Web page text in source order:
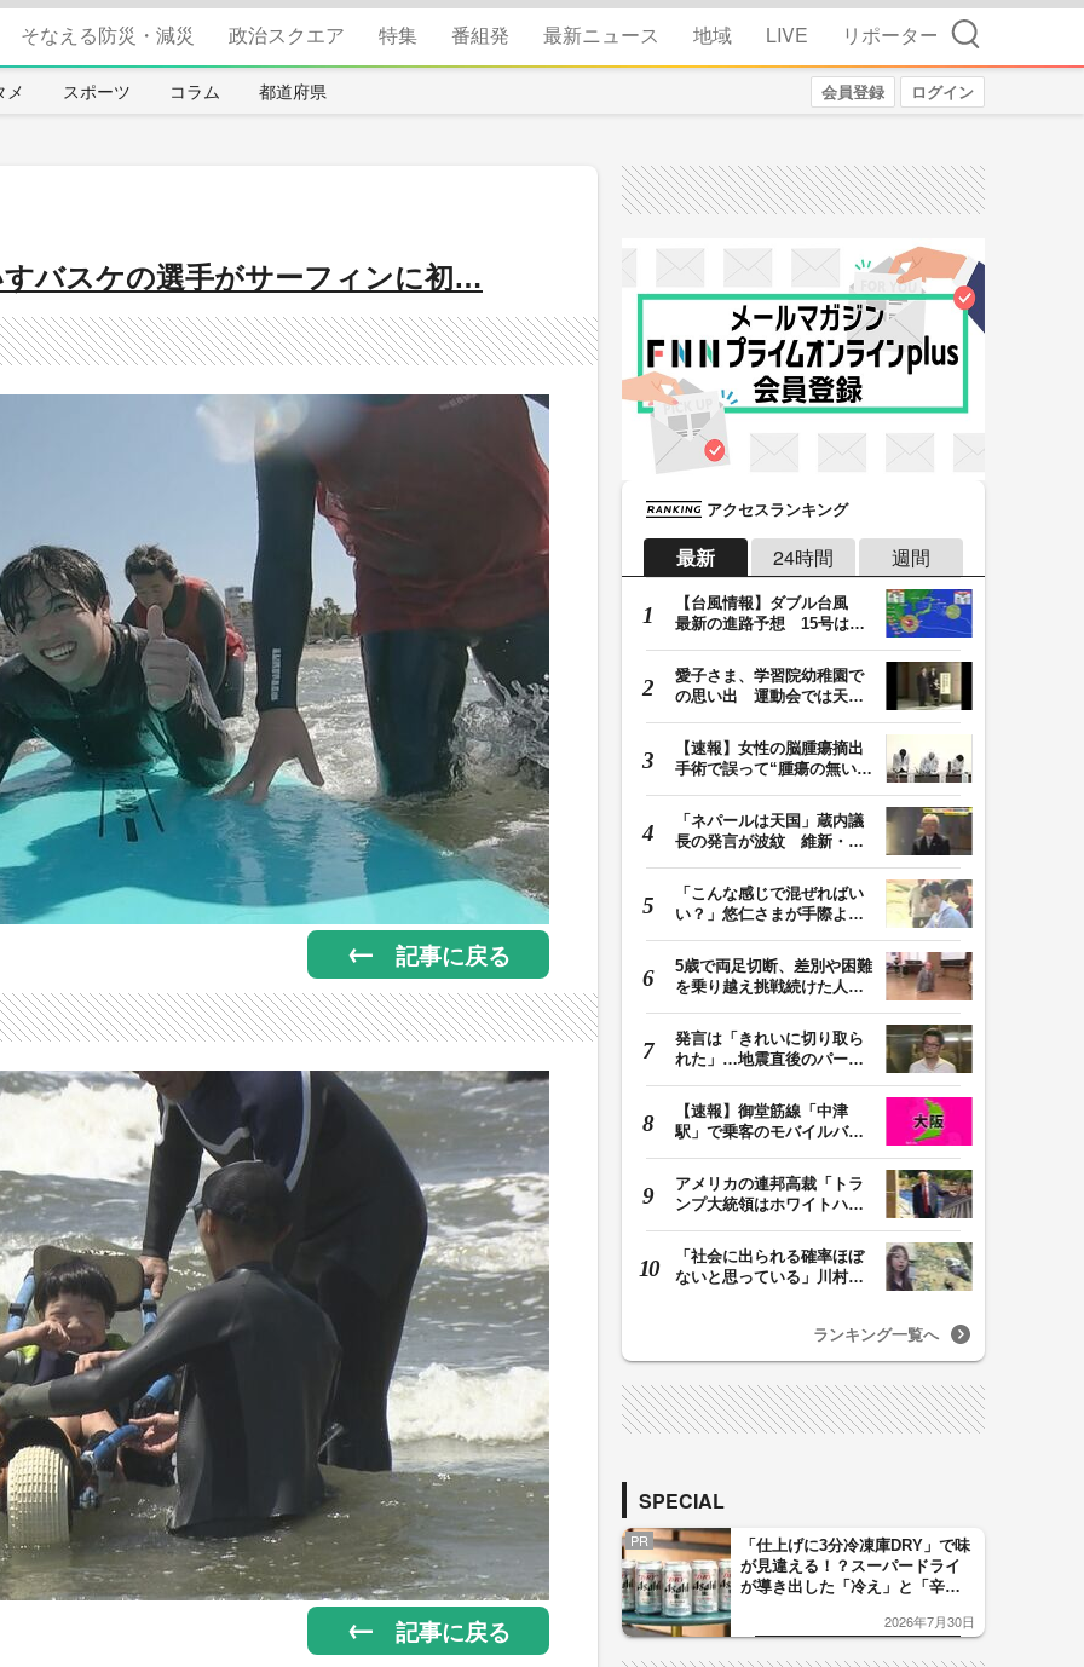
そなえる防災・減災 政治スクエア 特集 番組発 最新ニュース 地域 LIVE リポーター 検索
メ スポーツ コラム 都道府県 会員登録 ログイン
バスケの選手がサーフィンに初…
記事に戻る
記事に戻る
アクセスランキング
最新 24時間 週間
【台風情報】ダブル台風
最新の進路予想 15号は北
愛子さま、学習院幼稚園で
の思い出 運動会では天皇
【速報】女性の脳腫瘍摘出
手術で誤って“腫瘍の無い部
「ネパールは天国」蔵内議
長の発言が波紋 維新・吉
「こんな感じで混ぜればい
い？」悠仁さまが手際よく
5歳で両足切断、差別や困難
を乗り越え挑戦続けた人
発言は「きれいに切り取ら
れた」…地震直後のパーテ
【速報】御堂筋線「中津
駅」で乗客のモバイルバッ
アメリカの連邦高裁「トラ
ンプ大統領はホワイトハウ
「社会に出られる確率ほぼ
ないと思っている」川村葉
ランキング一覧へ
SPECIAL
PR
「仕上げに3分冷凍庫DRY」で味
が見違える！？スーパードライ
が導き出した「冷え」と「辛
した「辛口カーブ」が飲み頃の
2026年7月30日